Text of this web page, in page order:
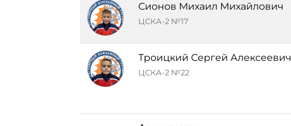
Сионов Михаил Михайлович
ЦСКА-2 №17
Троицкий Сергей Алексеевич
ЦСКА-2 №22